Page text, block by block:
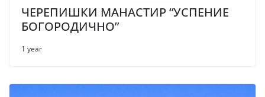
ЧЕРЕПИШКИ МАНАСТИР “УСПЕНИЕ
БОГОРОДИЧНО”
1 year